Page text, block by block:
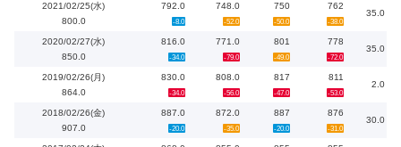
2021/02/25(水)
800.0
792.0
-8.0
748.0
-52.0
750
-50.0
762
-38.0
35.0
2020/02/27(水)
850.0
816.0
-34.0
771.0
-79.0
801
-49.0
778
-72.0
35.0
2019/02/26(月)
864.0
830.0
-34.0
808.0
-56.0
817
-47.0
811
-53.0
2.0
2018/02/26(金)
907.0
887.0
-20.0
872.0
-35.0
887
-20.0
876
-31.0
30.0